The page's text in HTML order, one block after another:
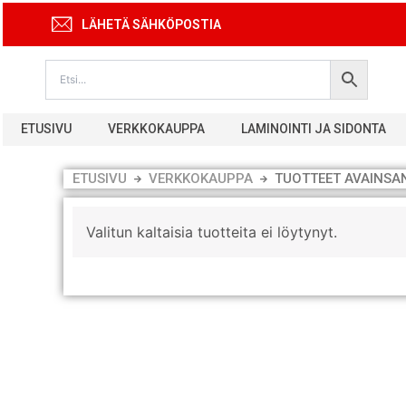
sisältöön
LÄHETÄ SÄHKÖPOSTIA
ETUSIVU VERKKOKAUPPA LAMINOINTI JA SIDONTA
ETUSIVU VERKKOKAUPPA TUOTTEET
Valitun kaltaisia tuotteita ei löytynyt.